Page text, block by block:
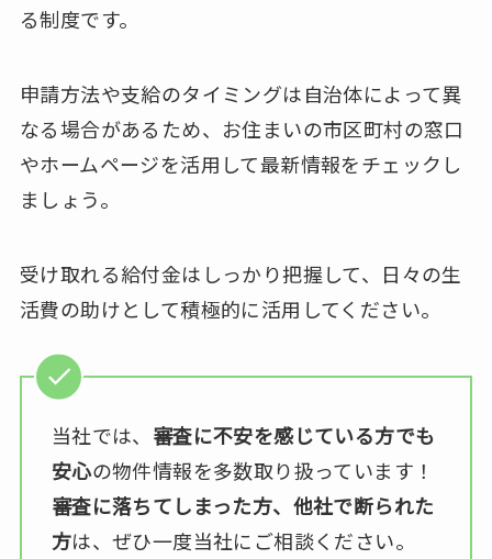
る制度です。
申請方法や支給のタイミングは自治体によって異
なる場合があるため、お住まいの市区町村の窓口
やホームページを活用して最新情報をチェックし
ましょう。
受け取れる給付金はしっかり把握して、日々の生
活費の助けとして積極的に活用してください。
当社では、 審査に不安を感じている方でも
安心の物件情報を多数取り扱っています！
審査に落ちてしまった方、他社で断られた
方は、ぜひ一度当社にご相談ください。